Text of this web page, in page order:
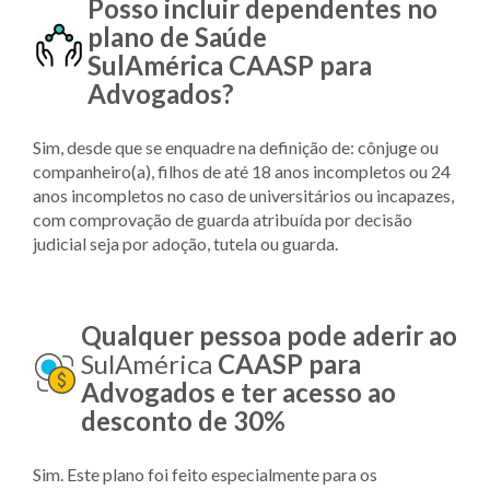
Posso incluir dependentes no
plano de Saúde
SulAmérica CAASP para
Advogados?
Sim, desde que se enquadre na definição de: cônjuge ou
companheiro(a), filhos de até 18 anos incompletos ou 24
anos incompletos no caso de universitários ou incapazes,
com comprovação de guarda atribuída por decisão
judicial seja por adoção, tutela ou guarda.
Qualquer pessoa pode aderir ao
SulAmérica CAASP para
Advogados e ter acesso ao
desconto de 30%
Sim. Este plano foi feito especialmente para os